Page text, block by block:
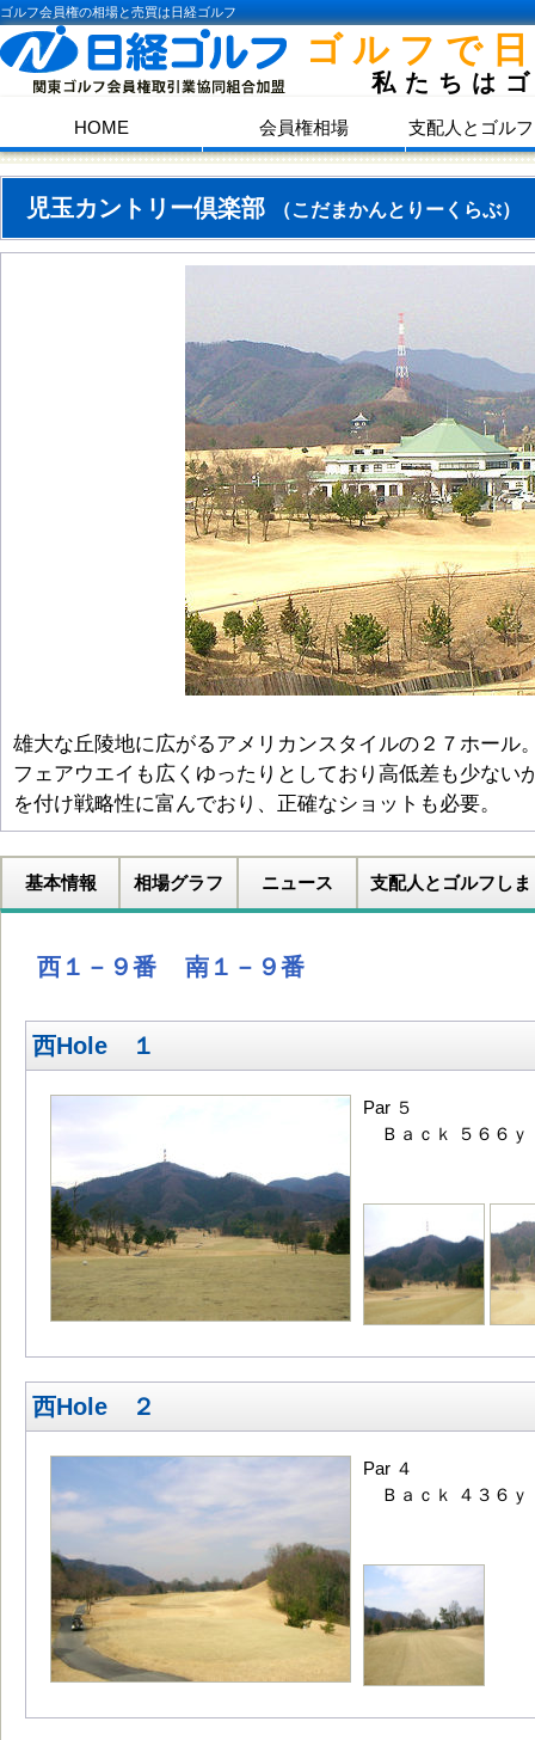
ゴルフ会員権の相場と売買は日経ゴルフ
ゴルフで
私たちは
HOME 会員権相場 支配人とゴル
児玉カントリー倶楽部 （こだまかんとりーくらぶ）
雄大な丘陵地に広がるアメリカンスタイルの２７ホール
フェアウエイも広くゆったりとしており高低差も少ない
を付け戦略性に富んでおり、正確なショットも必要。
基本情報 相場グラフ ニュース 支配人とゴルフしま
西１－９番 南１－９番
西Hole １
Par ５
Ｂａｃｋ ５６６
西Hole ２
Par ４
Ｂａｃｋ ４３６